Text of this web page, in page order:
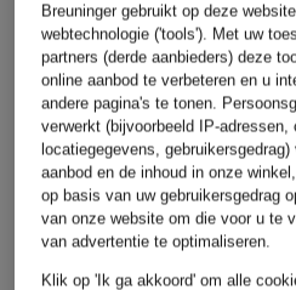
Breuninger gebruikt op deze
webtechnologie ('tools'). Met uw
partners (derde aanbieders) deze
online aanbod te verbeteren en u
andere pagina's te tonen.
verwerkt (bijvoorbeeld IP-adressen,
locatiegegevens,
aanbod en de inhoud in onze
op basis van uw gebruikersgedrag
van onze website om die voor u te
van advertentie te optimaliseren.
Klik op 'Ik ga akkoord' om alle